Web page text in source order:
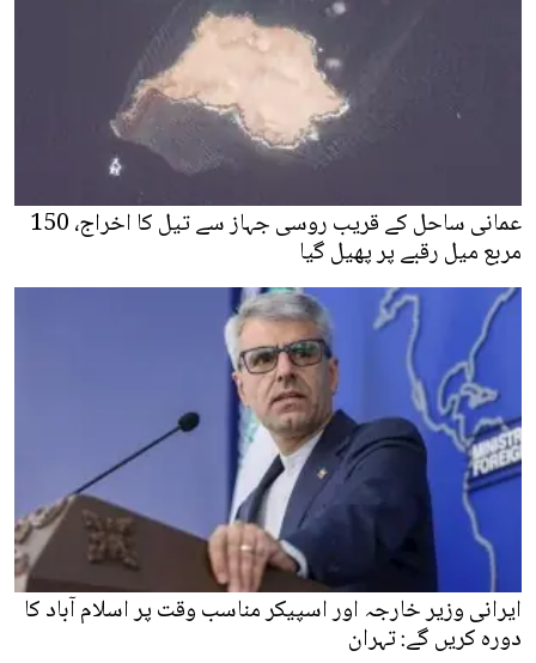
عمانی ساحل کے قریب روسی جہاز سے تیل کا اخراج، 150
مربع میل رقبے پر پھیل گیا
ایرانی وزیر خارجہ اور اسپیکر مناسب وقت پر اسلام آباد کا
دورہ کریں گے: تہران